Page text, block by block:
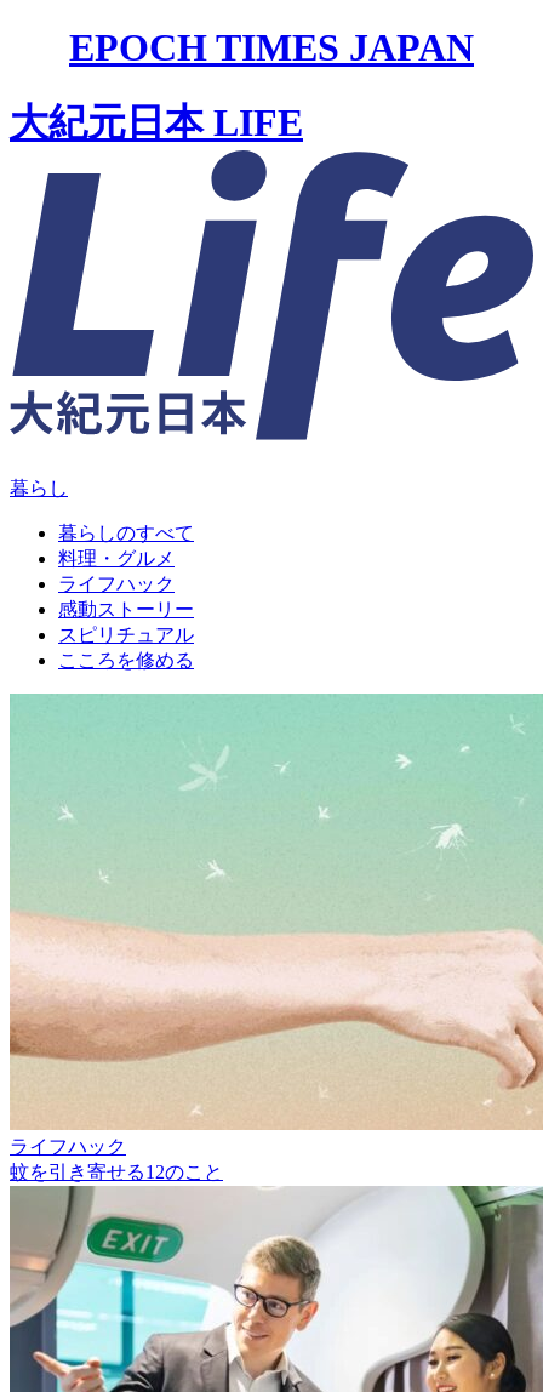
EPOCH TIMES JAPAN
大紀元日本 LIFE
暮らし
暮らしのすべて
料理・グルメ
ライフハック
感動ストーリー
スピリチュアル
こころを修める
ライフハック
蚊を引き寄せる12のこと